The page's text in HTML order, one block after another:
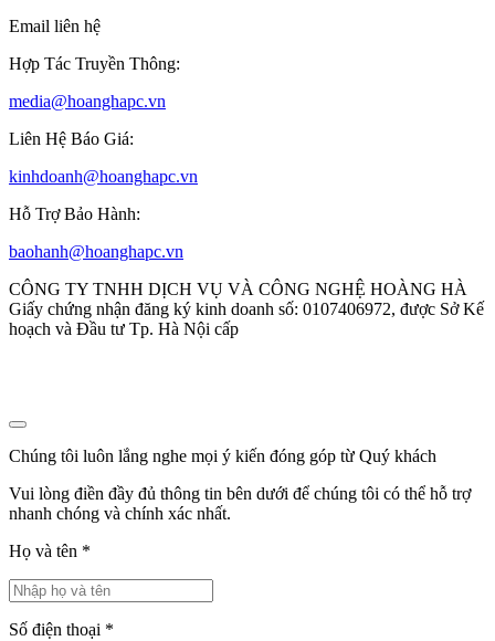
Email liên hệ
Hợp Tác Truyền Thông:
media@hoanghapc.vn
Liên Hệ Báo Giá:
kinhdoanh@hoanghapc.vn
Hỗ Trợ Bảo Hành:
baohanh@hoanghapc.vn
CÔNG TY TNHH DỊCH VỤ VÀ CÔNG NGHỆ HOÀNG HÀ
Giấy chứng nhận đăng ký kinh doanh số: 0107406972, được Sở Kế
hoạch và Đầu tư Tp. Hà Nội cấp
Chúng tôi luôn lắng nghe mọi ý kiến đóng góp từ Quý khách
Vui lòng điền đầy đủ thông tin bên dưới để chúng tôi có thể hỗ trợ
nhanh chóng và chính xác nhất.
Họ và tên *
Số điện thoại *